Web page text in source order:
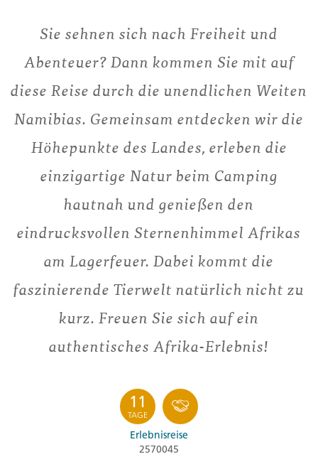
Sie sehnen sich nach Freiheit und
Abenteuer? Dann kommen Sie mit auf
diese Reise durch die unendlichen Weiten
Namibias. Gemeinsam entdecken wir die
Höhepunkte des Landes, erleben die
einzigartige Natur beim Camping
hautnah und genießen den
eindrucksvollen Sternenhimmel Afrikas
am Lagerfeuer. Dabei kommt die
faszinierende Tierwelt natürlich nicht zu
kurz. Freuen Sie sich auf ein
authentisches Afrika-Erlebnis!
11
TAGE
Erlebnisreise
2570045